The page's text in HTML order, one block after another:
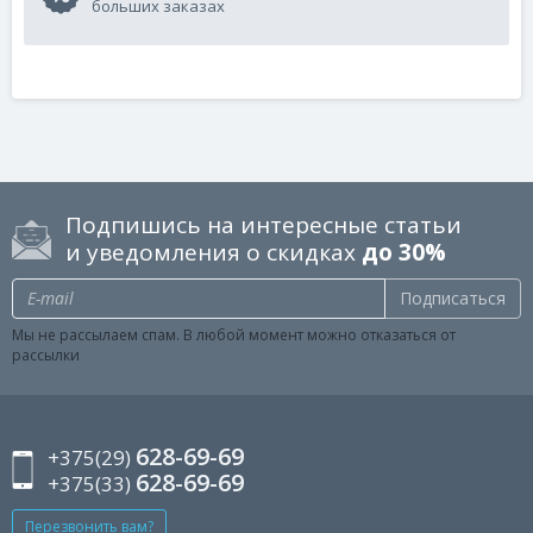
больших заказах
Подпишись на интересные статьи
и уведомления о скидках до 30%
Подписаться
Мы не рассылаем спам. В любой момент можно отказаться от
рассылки
+375(29) 628-69-69
+375(33) 628-69-69
Перезвонить вам?